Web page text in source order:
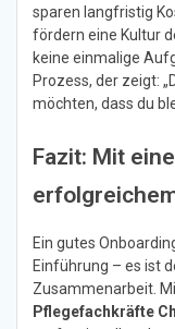
sparen langfristig
fördern eine Kultur
keine einmalige
Prozess, der zeigt:
möchten, dass du
Fazit: Mit
Ein gutes
Einführung – es ist
Zusammenarbeit.
Pflegefachkräfte